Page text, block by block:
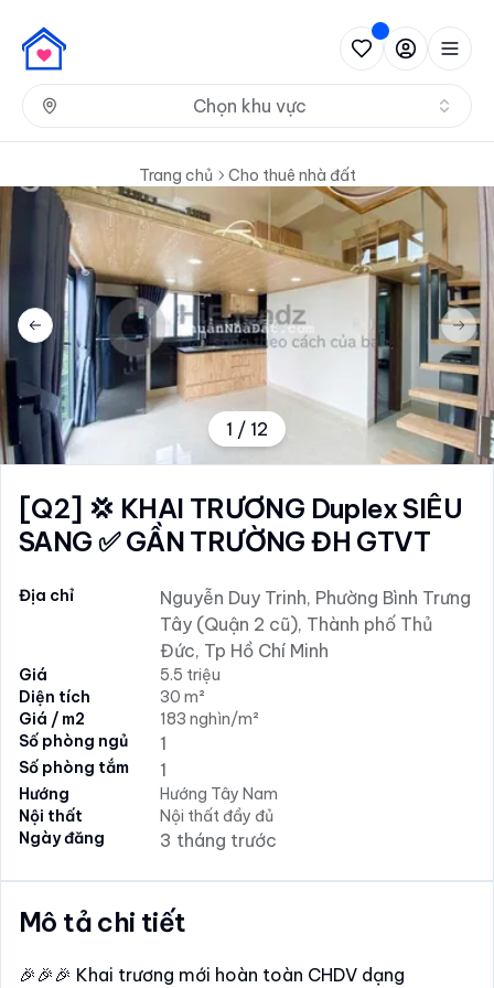
Chọn khu vực
Trang chủ Cho thuê nhà đất
Previous slide
1 / 12
[Q2] 💢 KHAI TRƯƠNG Duplex SIÊU
SANG ✅ GẦN TRƯỜNG ĐH GTVT
Địa chỉ
Nguyễn Duy Trinh, Phường Bình Trưng
Tây (Quận 2 cũ), Thành phố Thủ
Đức, Tp Hồ Chí Minh
Giá
5.5 triệu
Diện tích
30 m²
Giá / m2
183 nghìn/m²
Số phòng ngủ
1
Số phòng tắm 1
Hướng
Hướng Tây Nam
Nội thất
Nội thất đầy đủ
Ngày đăng
3 tháng trước
Mô tả chi tiết
🎉🎉🎉 Khai trương mới hoàn toàn CHDV dạng